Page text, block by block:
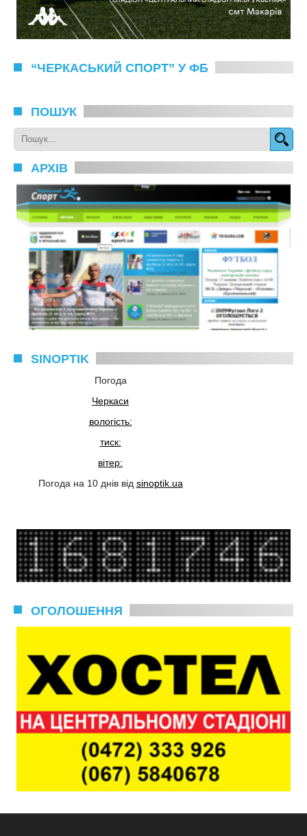
“ЧЕРКАСЬКИЙ СПОРТ” У ФБ
ПОШУК
АРХІВ
SINOPTIK
Погода
Черкаси
вологість:
тиск:
вітер:
Погода на 10 днів від sinoptik.ua
ОГОЛОШЕННЯ